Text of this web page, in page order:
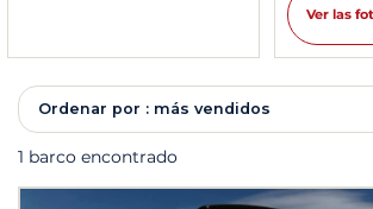
Ordenar por : más vendidos
1 barco encontrado